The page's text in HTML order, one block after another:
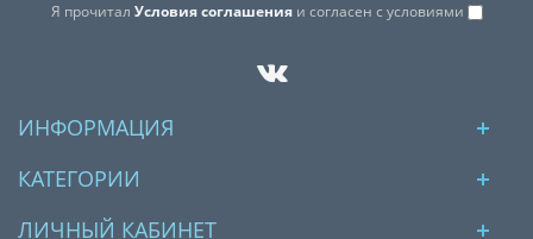
Я прочитал Условия соглашенияи согласен с условиями
ИНФОРМАЦИЯ
КАТЕГОРИИ
ЛИЧНЫЙ КАБИНЕТ